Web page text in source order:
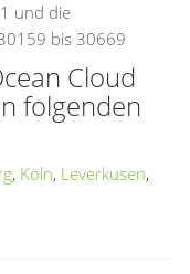
und die
bis 30669
Cloud
folgenden
, Köln, Leverkusen,